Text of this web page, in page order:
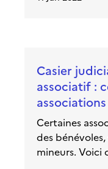
Casier
associatif :
associations
Certaines
des
mineurs. Voici